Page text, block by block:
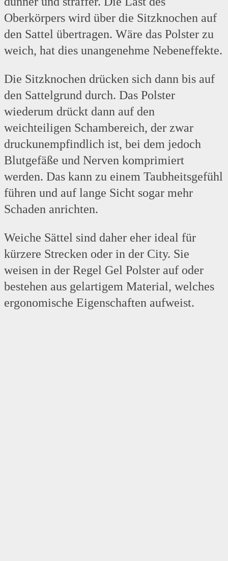
Oberkörpers wird über die Sitzknochen auf
den Sattel übertragen. Wäre das Polster zu
weich, hat dies unangenehme Nebeneffekte.
Die Sitzknochen drücken sich dann bis auf
den Sattelgrund durch. Das Polster
wiederum drückt dann auf den
weichteiligen Schambereich, der zwar
druckunempfindlich ist, bei dem jedoch
Blutgefäße und Nerven komprimiert
werden. Das kann zu einem Taubheitsgefühl
führen und auf lange Sicht sogar mehr
Schaden anrichten.
Weiche Sättel sind daher eher ideal für
kürzere Strecken oder in der City. Sie
weisen in der Regel Gel Polster auf oder
bestehen aus gelartigem Material, welches
ergonomische Eigenschaften aufweist.